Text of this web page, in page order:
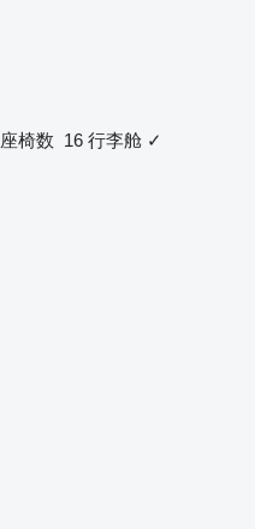
座椅数 16 行李舱 ✓